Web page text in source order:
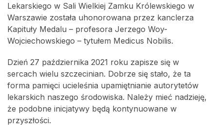
Lekarskiego w Sali Wielkiej Zamku Królewskiego w
Warszawie została uhonorowana przez kanclerza
Kapituły Medalu – profesora Jerzego Woy-
Wojciechowskiego – tytułem Medicus Nobilis.
Dzień 27 października 2021 roku zapisze się w
sercach wielu szczecinian. Dobrze się stało, że ta
forma pamięci ucieleśnia upamiętnianie autorytetów
lekarskich naszego środowiska. Należy mieć nadzieję,
że podobne inicjatywy będą kontynuowane w
przyszłości.